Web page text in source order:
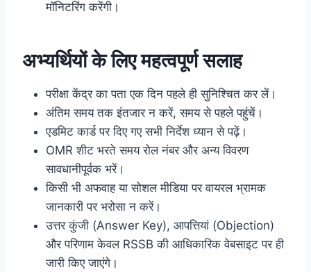
मॉनिटरिंग करेंगी।
अभ्यर्थियों के लिए महत्वपूर्ण सलाह
परीक्षा केंद्र का पता एक दिन पहले ही सुनिश्चित कर लें।
अंतिम समय तक इंतजार न करें, समय से पहले पहुंचें।
एडमिट कार्ड पर दिए गए सभी निर्देश ध्यान से पढ़ें।
OMR शीट भरते समय रोल नंबर और अन्य विवरण
सावधानीपूर्वक भरें।
किसी भी अफवाह या सोशल मीडिया पर वायरल भ्रामक
जानकारी पर भरोसा न करें।
उत्तर कुंजी (Answer Key), आपत्तियां (Objection)
और परिणाम केवल RSSB की आधिकारिक वेबसाइट पर ही
जारी किए जाएंगे।